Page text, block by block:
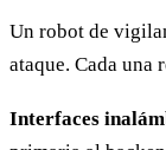
Un robot de
ataque. Cada
Interfaces